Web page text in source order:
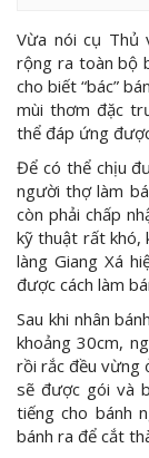
Vừa nói cụ Thủ
rộng ra toàn bộ
cho biết “bác”
mùi thơm đặc
thể đáp ứng
Để có thể chịu
người thợ làm
còn phải chấp
kỹ thuật rất khó,
làng Giang Xá
được cách làm
Sau khi nhân
khoảng 30cm,
rồi rắc đều vừng
sẽ được gói và
tiếng cho bánh
bánh ra để cắt